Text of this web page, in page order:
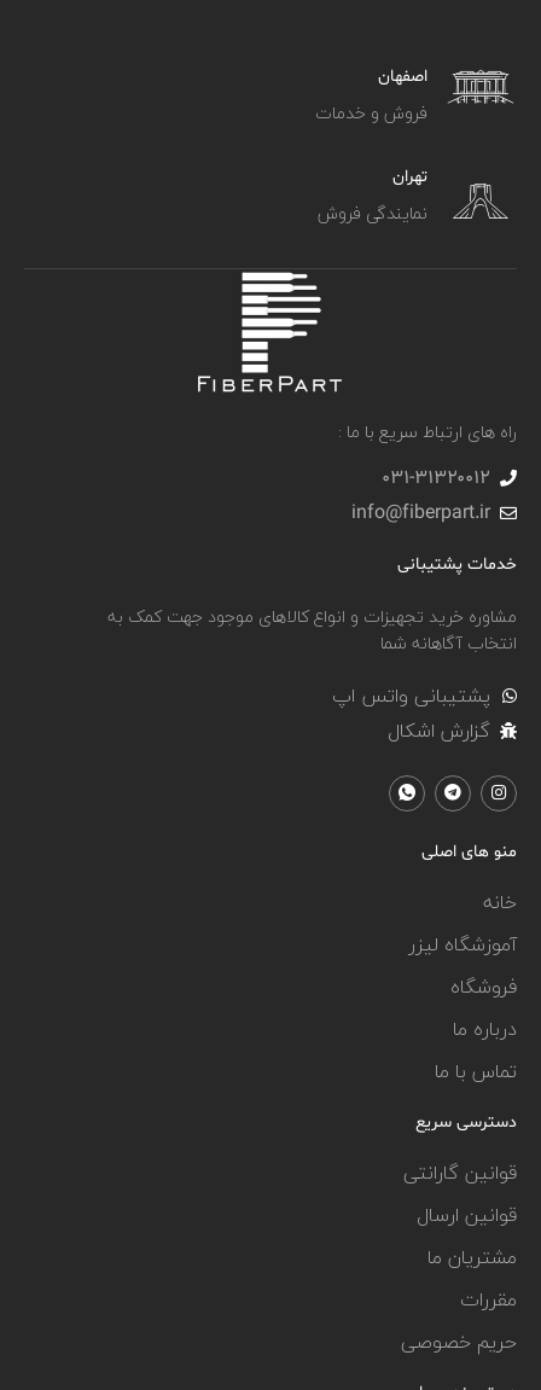
اصفهان
فروش و خدمات
تهران
نمایندگی فروش
راه های ارتباط سریع با ما :
031-۳۱۳۲۰۰۱۲
info@fiberpart.ir
خدمات پشتیبانی
مشاوره خرید تجهیزات و انواع کالاهای موجود جهت کمک به
انتخاب آگاهانه شما
پشتیبانی واتس اپ
گزارش اشکال
منو های اصلی
خانه
آموزشگاه لیزر
فروشگاه
درباره ما
تماس با ما
دسترسی سریع
قوانین گارانتی
قوانین ارسال
مشتریان ما
مقررات
حریم خصوصی